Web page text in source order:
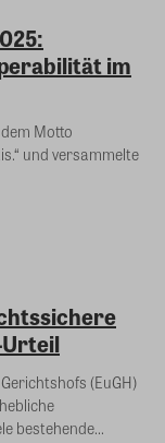
im
Motto
und versammelte
Urteil
(EuGH)
bestehende...